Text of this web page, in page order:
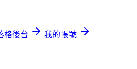
格後台
我的帳號